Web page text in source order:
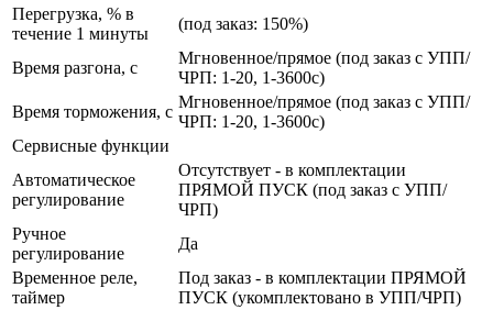
Перегрузка, % в
течение 1 минуты
(под заказ: 150%)
Время разгона, с
Мгновенное/прямое (под заказ с УПП/
ЧРП: 1-20, 1-3600с)
Время торможения, с
Мгновенное/прямое (под заказ с УПП/
ЧРП: 1-20, 1-3600с)
Сервисные функции
Автоматическое
регулирование
Отсутствует - в комплектации
ПРЯМОЙ ПУСК (под заказ с УПП/
ЧРП)
Ручное
регулирование
Да
Временное реле,
таймер
Под заказ - в комплектации ПРЯМОЙ
ПУСК (укомплектовано в УПП/ЧРП)